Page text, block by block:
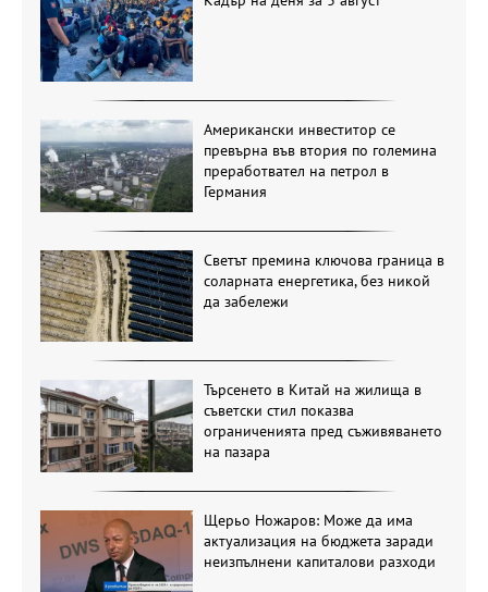
Американски инвеститор се
превърна във втория по големина
преработвател на петрол в
Германия
Светът премина ключова граница в
соларната енергетика, без никой
да забележи
Търсенето в Китай на жилища в
съветски стил показва
ограниченията пред съживяването
на пазара
Щерьо Ножаров: Може да има
актуализация на бюджета заради
неизпълнени капиталови разходи